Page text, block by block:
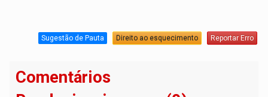
Sugestão de Pauta Direito ao esquecimento Reportar Erro
Comentários